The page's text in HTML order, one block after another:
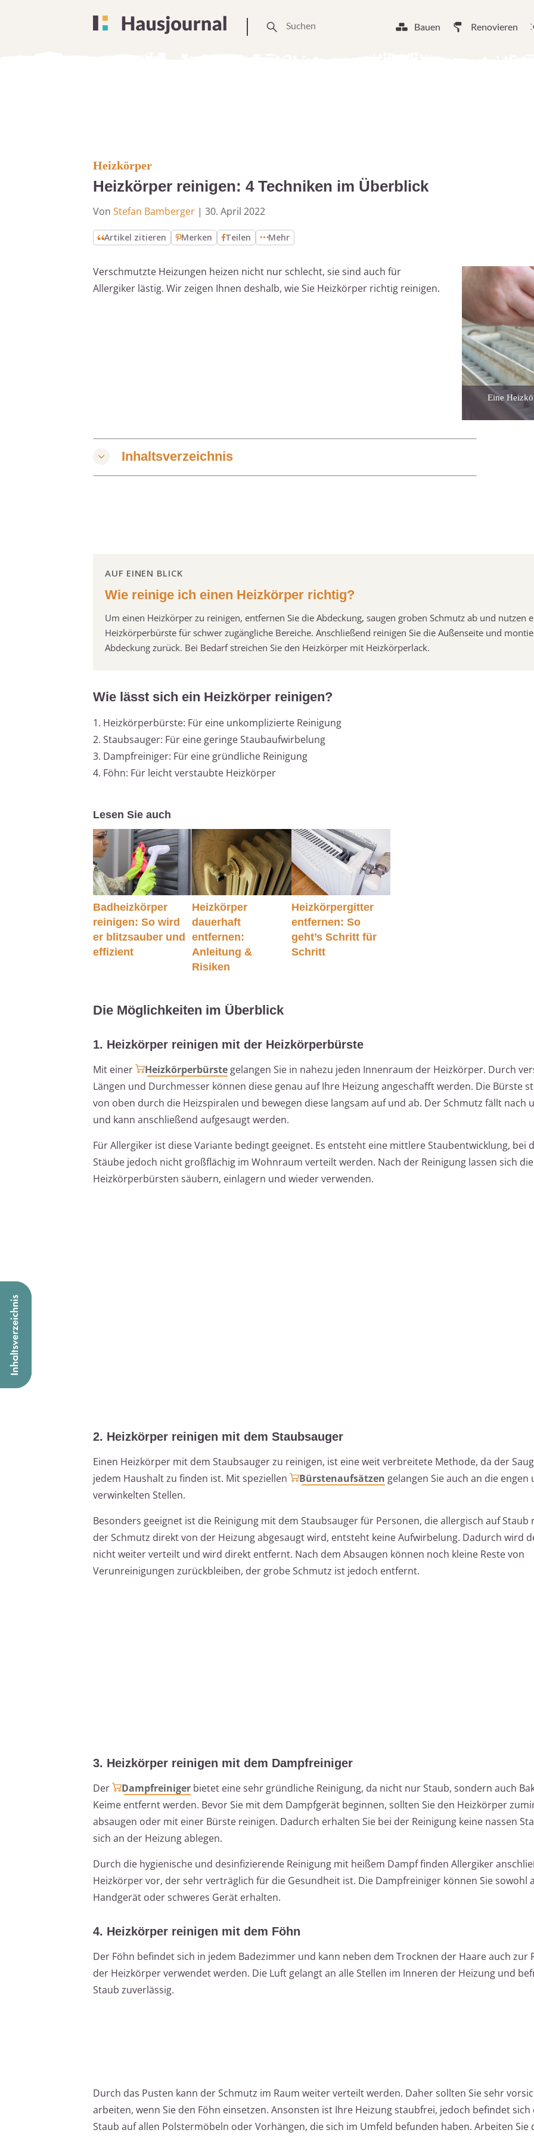
Bauen Renovieren
Heizkörper
Heizkörper reinigen: 4 Techniken im Überblick
Von Stefan Bamberger | 30. April 2022
Artikel zitieren Merken Teilen Mehr
Verschmutzte Heizungen heizen nicht nur schlecht, sie sind auch für
Allergiker lästig. Wir zeigen Ihnen deshalb, wie Sie Heizkörper richtig reinigen.
Eine
Inhaltsverzeichnis
AUF EINEN BLICK
Wie reinige ich einen Heizkörper richtig?
Um einen Heizkörper zu reinigen, entfernen Sie die Abdeckung, saugen groben Schmutz ab und nutzen
Heizkörperbürste für schwer zugängliche Bereiche. Anschließend reinigen Sie die Außenseite und
Abdeckung zurück. Bei Bedarf streichen Sie den Heizkörper mit Heizkörperlack.
Wie lässt sich ein Heizkörper reinigen?
1. Heizkörperbürste: Für eine unkomplizierte Reinigung
2. Staubsauger: Für eine geringe Staubaufwirbelung
3. Dampfreiniger: Für eine gründliche Reinigung
4. Föhn: Für leicht verstaubte Heizkörper
Lesen Sie auch
Badheizkörper
reinigen: So wird
er blitzsauber und
effizient
Heizkörper
dauerhaft
entfernen:
Anleitung &
Risiken
Heizkörpergitter
entfernen: So
geht’s Schritt für
Schritt
Die Möglichkeiten im Überblick
1. Heizkörper reinigen mit der Heizkörperbürste
Mit einer
Heizkörperbürste gelangen Sie in nahezu jeden Innenraum der Heizkörper. Durch
Längen und Durchmesser können diese genau auf Ihre Heizung angeschafft werden. Die Bürste
von oben durch die Heizspiralen und bewegen diese langsam auf und ab. Der Schmutz fällt nach
und kann anschließend aufgesaugt werden.
Für Allergiker ist diese Variante bedingt geeignet. Es entsteht eine mittlere Staubentwicklung, bei
Stäube jedoch nicht großflächig im Wohnraum verteilt werden. Nach der Reinigung lassen sich die
Heizkörperbürsten säubern, einlagern und wieder verwenden.
2. Heizkörper reinigen mit dem Staubsauger
Einen Heizkörper mit dem Staubsauger zu reinigen, ist eine weit verbreitete Methode, da der
jedem Haushalt zu finden ist. Mit speziellen
Bürstenaufsätzen gelangen Sie auch an die engen
verwinkelten Stellen.
Besonders geeignet ist die Reinigung mit dem Staubsauger für Personen, die allergisch auf Staub
der Schmutz direkt von der Heizung abgesaugt wird, entsteht keine Aufwirbelung. Dadurch wird
nicht weiter verteilt und wird direkt entfernt. Nach dem Absaugen können noch kleine Reste von
Verunreinigungen zurückbleiben, der grobe Schmutz ist jedoch entfernt.
3. Heizkörper reinigen mit dem Dampfreiniger
Der
Dampfreiniger bietet eine sehr gründliche Reinigung, da nicht nur Staub, sondern auch
Keime entfernt werden. Bevor Sie mit dem Dampfgerät beginnen, sollten Sie den Heizkörper
absaugen oder mit einer Bürste reinigen. Dadurch erhalten Sie bei der Reinigung keine nassen
sich an der Heizung ablegen.
Durch die hygienische und desinfizierende Reinigung mit heißem Dampf finden Allergiker
Heizkörper vor, der sehr verträglich für die Gesundheit ist. Die Dampfreiniger können Sie sowohl
Handgerät oder schweres Gerät erhalten.
4. Heizkörper reinigen mit dem Föhn
Der Föhn befindet sich in jedem Badezimmer und kann neben dem Trocknen der Haare auch zur
der Heizkörper verwendet werden. Die Luft gelangt an alle Stellen im Inneren der Heizung und
Staub zuverlässig.
Durch das Pusten kann der Schmutz im Raum weiter verteilt werden. Daher sollten Sie sehr
arbeiten, wenn Sie den Föhn einsetzen. Ansonsten ist Ihre Heizung staubfrei, jedoch befindet
Staub auf allen Polstermöbeln oder Vorhängen, die sich im Umfeld befunden haben. Arbeiten Sie